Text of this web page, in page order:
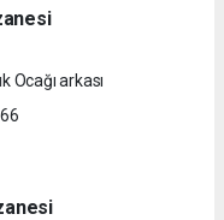
Ocağı arkası